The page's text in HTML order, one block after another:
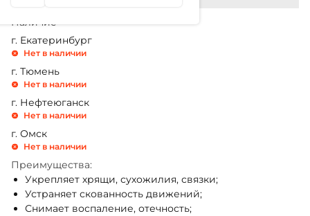
Наличие
г. Екатеринбург
Нет в наличии
г. Тюмень
Нет в наличии
г. Нефтеюганск
Нет в наличии
г. Омск
Нет в наличии
Преимущества:
Укрепляет хрящи, сухожилия, связки;
Устраняет скованность движений;
Снимает воспаление, отечность;